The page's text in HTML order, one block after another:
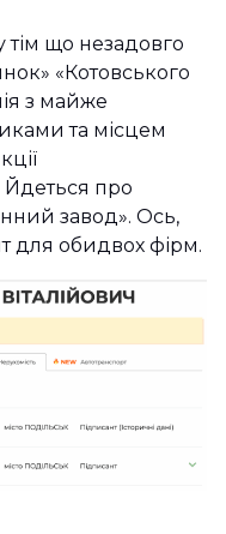
тім що незадовго
«Котовського
з майже
та місцем
Йдеться про
завод». Ось,
для обидвох фірм.